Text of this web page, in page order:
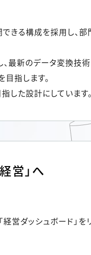
きる構成を採用し、部
最新のデータ変換技
指します。
した設計にしています。
営」へ
営ダッシュボード」を